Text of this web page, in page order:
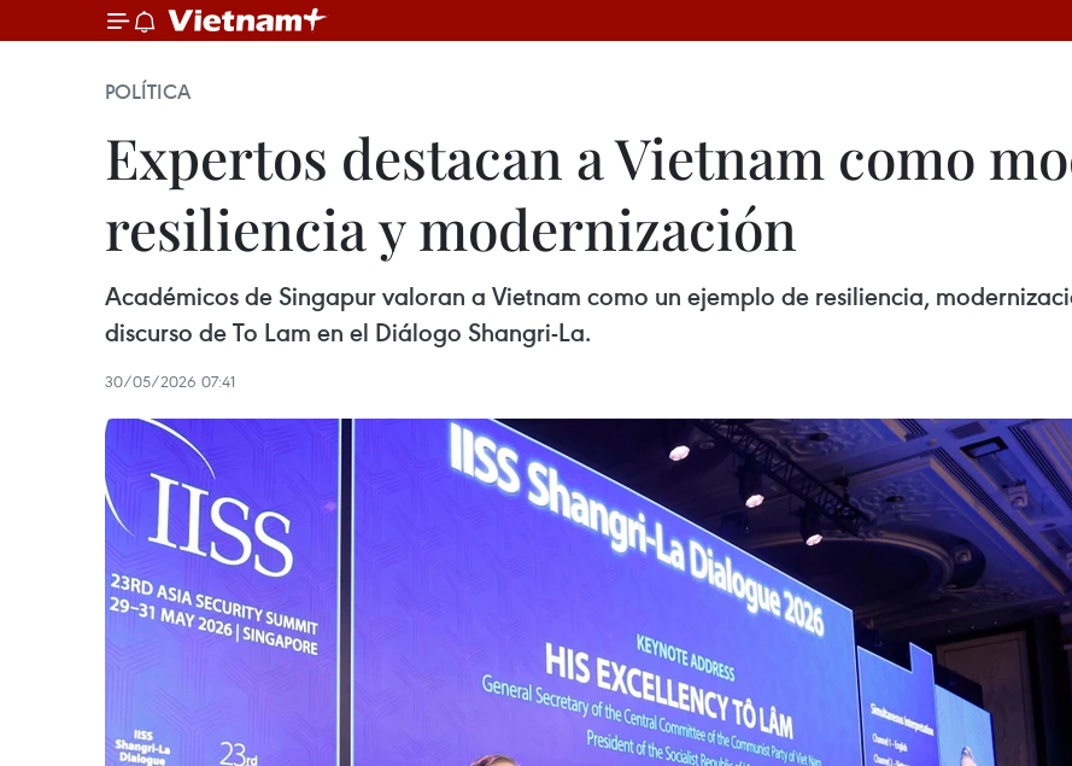
POLÍTICA
Expertos destacan a Vietnam como
resiliencia y modernización
Académicos de Singapur valoran a Vietnam como un ejemplo de resiliencia,
discurso de To Lam en el Diálogo Shangri-La.
30/05/2026 07:41